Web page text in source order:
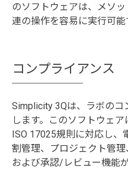
のソフトウェアは、メソ
連の操作を容易に実行可能
コンプライアンス
Simplicity 3Qは、ラボのコ
します。このソフトウェ
ISO 17025規則に対応し、
割管理、プロジェクト管理
および承認/レビュー機能